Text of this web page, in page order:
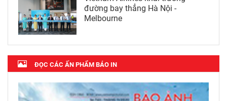
đường bay thẳng Hà Nội -
Melbourne
ĐỌC CÁC ẤN PHẨM BÁO IN